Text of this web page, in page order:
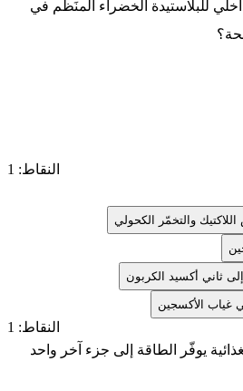
للبلاستيدة الخضراء المنَظم في
النقاط: 1
النقاط: 1
يوفّر الطاقة إلى جزء آخر واحد